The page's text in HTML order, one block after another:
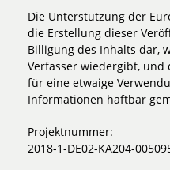
Die Unterstützung der
die Erstellung dieser
Billigung des Inhalts dar,
Verfasser wiedergibt,
für eine etwaige
Informationen haftbar
Projektnummer:
2018-1-DE02-KA204-